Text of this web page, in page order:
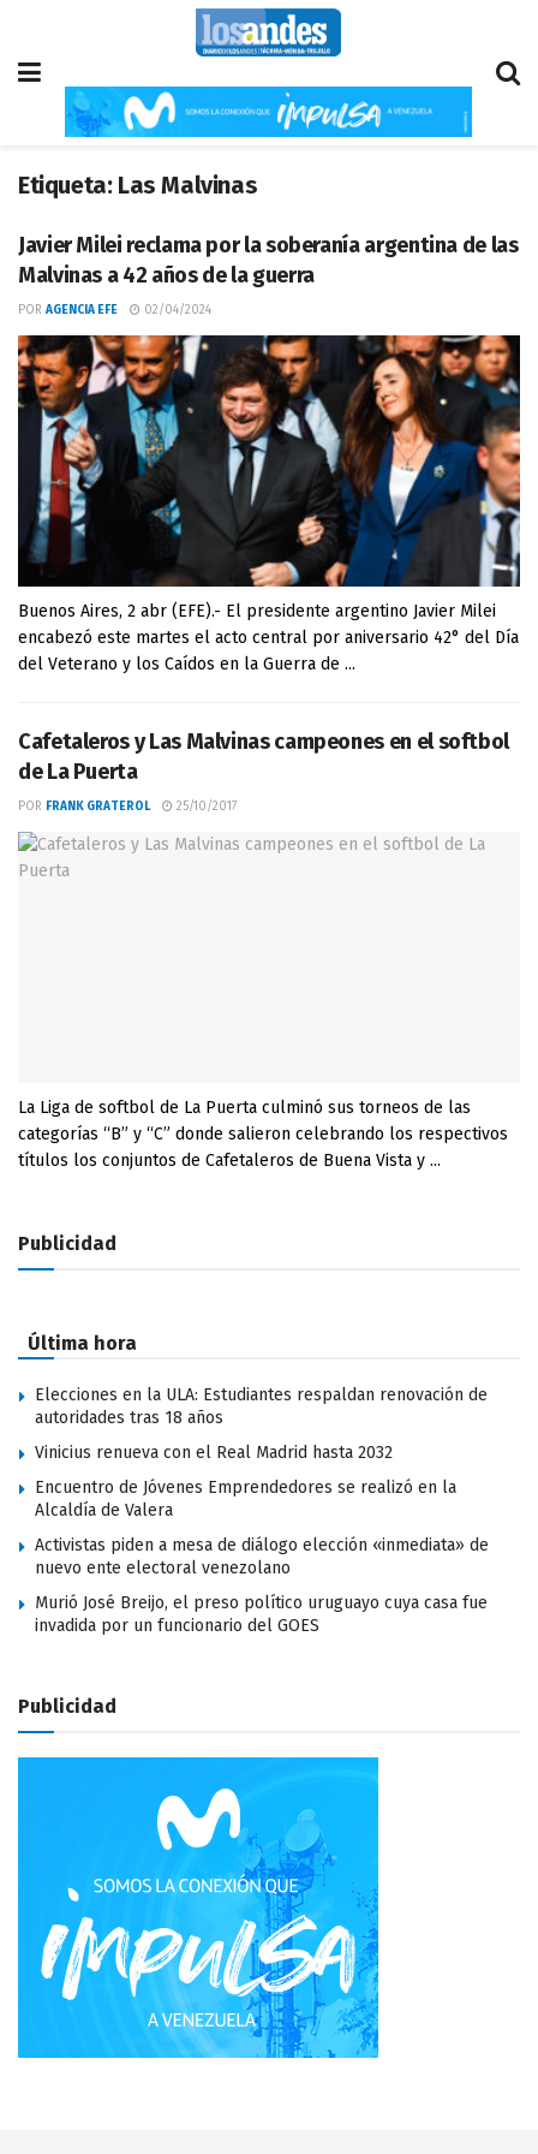
Etiqueta: Las Malvinas
Javier Milei reclama por la soberanía argentina de las
Malvinas a 42 años de la guerra
POR AGENCIA EFE 02/04/2024
Buenos Aires, 2 abr (EFE).- El presidente argentino Javier Milei
encabezó este martes el acto central por aniversario 42° del Día
del Veterano y los Caídos en la Guerra de ...
Cafetaleros y Las Malvinas campeones en el softbol
de La Puerta
POR FRANK GRATEROL 25/10/2017
La Liga de softbol de La Puerta culminó sus torneos de las
categorías “B” y “C” donde salieron celebrando los respectivos
títulos los conjuntos de Cafetaleros de Buena Vista y ...
Publicidad
Última hora
Elecciones en la ULA: Estudiantes respaldan renovación de
autoridades tras 18 años
Vinicius renueva con el Real Madrid hasta 2032
Encuentro de Jóvenes Emprendedores se realizó en la
Alcaldía de Valera
Activistas piden a mesa de diálogo elección «inmediata» de
nuevo ente electoral venezolano
Murió José Breijo, el preso político uruguayo cuya casa fue
invadida por un funcionario del GOES
Publicidad